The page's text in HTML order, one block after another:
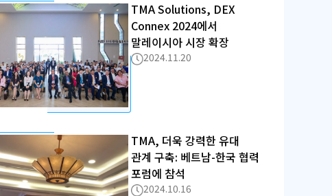
TMA Solutions, DEX
Connex 2024에서
말레이시아 시장 확장
2024.11.20
TMA, 더욱 강력한 유대
관계 구축: 베트남-한국 협력
포럼에 참석
2024.10.16